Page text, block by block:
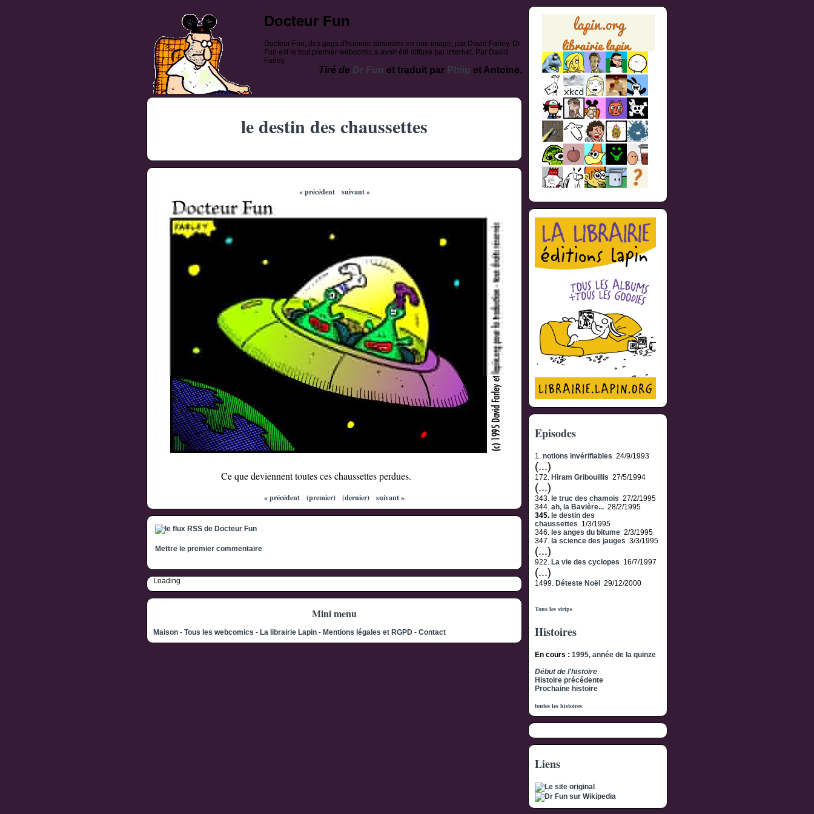
Docteur Fun
Docteur Fun, des gags d'humour absurdes en une image, par David Farley. Dr
Fun est le tout premier webcomic a avoir été diffusé par internet. Par David
Farley.
Tiré de Dr Fun et traduit par Phiip et Antoine.
le destin des chaussettes
« précédent suivant »
Ce que deviennent toutes ces chaussettes perdues.
« précédent (premier) (dernier) suivant »
Mettre le premier commentaire
Loading
Mini menu
Maison - Tous les webcomics - La librairie Lapin - Mentions légales et RGPD - Contact
Episodes
1. notions invérifiables 24/9/1993
(...)
172. Hiram Gribouillis 27/5/1994
(...)
343. le truc des chamois 27/2/1995
344. ah, la Bavière... 28/2/1995
345. le destin des
chaussettes 1/3/1995
346. les anges du bitume 2/3/1995
347. la science des jauges 3/3/1995
(...)
922. La vie des cyclopes 16/7/1997
(...)
1499. Déteste Noël 29/12/2000
Tous les strips
Histoires
En cours : 1995, année de la quinze
Début de l'histoire
Histoire précédente
Prochaine histoire
toutes les histoires
Liens